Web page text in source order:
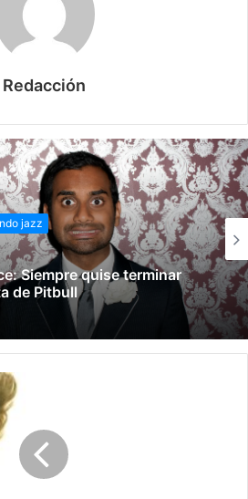
Redacción
jazz
Siempre quise terminar
de Pitbull
jazz
Y si acaso te hiere el